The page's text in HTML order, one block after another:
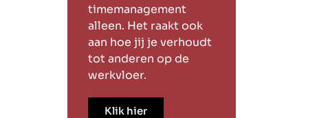
timemanagement
alleen. Het raakt ook
aan hoe jij je verhoudt
tot anderen op de
werkvloer.
Klik hier